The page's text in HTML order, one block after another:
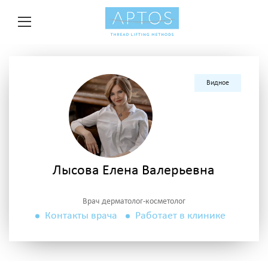
Видное
Лысова Елена Валерьевна
Врач дерматолог-косметолог
Контакты врача Работает в клинике